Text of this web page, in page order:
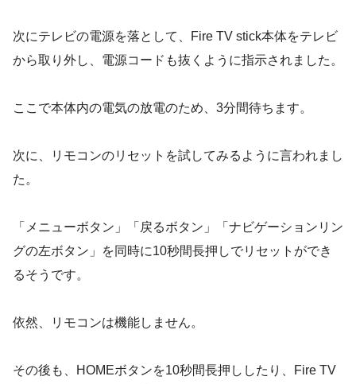
次にテレビの電源を落として、Fire TV stick本体をテレビ
から取り外し、電源コードも抜くように指示されました。
ここで本体内の電気の放電のため、3分間待ちます。
次に、リモコンのリセットを試してみるように言われまし
た。
「メニューボタン」「戻るボタン」「ナビゲーションリン
グの左ボタン」を同時に10秒間長押しでリセットができ
るそうです。
依然、リモコンは機能しません。
その後も、HOMEボタンを10秒間長押ししたり、Fire TV